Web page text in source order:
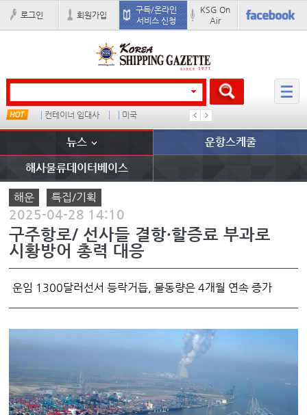
로그인 회원가입
구독/온라인
서비스 신청
KSG On
Air
컨테이너 임대사 미국 ���ͤ
뉴스 운항스케줄
해사물류데이터베이스
해운 특집/기획
2025-04-28 14:10
구주항로/ 선사들 결항·할증료 부과로
시황방어 총력 대응
운임 1300달러선서 등락거듭, 물동량은 4개월 연속 증가